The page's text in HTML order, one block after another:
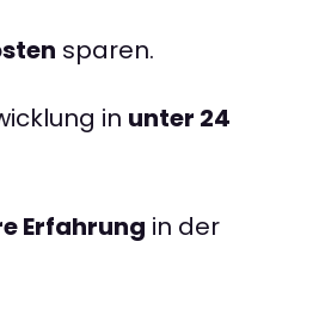
sparen.
in unter 24
Erfahrung in der